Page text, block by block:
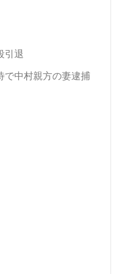
引退
で中村親方の妻逮捕